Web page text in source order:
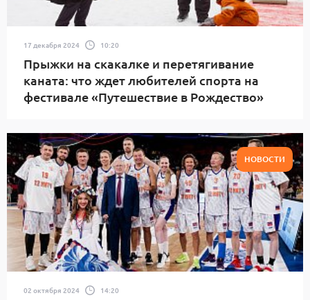
17 декабря 2024 10:20
Прыжки на скакалке и перетягивание
каната: что ждет любителей спорта на
фестивале «Путешествие в Рождество»
НОВОСТИ
02 октября 2024 14:20